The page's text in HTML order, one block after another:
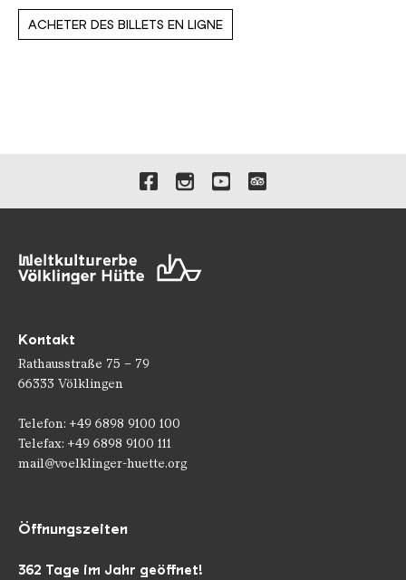
ACHETER DES BILLETS EN LIGNE
Verlinkungen zu unseren
Kontakt
Rathausstraße 75 – 79
66333 Völklingen
Telefon: +49 6898 9100 100
Telefax: +49 6898 9100 111
mail@voelklinger-huette.org
Öffnungszeiten
362 Tage im Jahr geöffnet!